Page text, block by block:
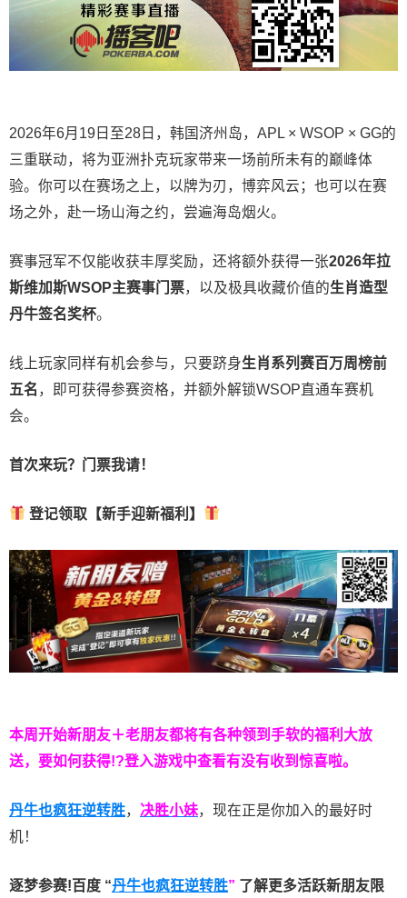
2026年6月19日至28日，韩国济州岛，APL × WSOP × GG的
三重联动，将为亚洲扑克玩家带来一场前所未有的巅峰体
验。 你可以在赛场之上，以牌为刃，博弈风云；也可以在赛
场之外，赴一场山海之约，尝遍海岛烟火。
赛事冠军不仅能收获丰厚奖励，还将额外获得一张2026年拉
斯维加斯WSOP主赛事门票，以及极具收藏价值的生肖造型
丹牛签名奖杯。
线上玩家同样有机会参与，只要跻身生肖系列赛百万周榜前
五名 ，即可获得参赛资格，并额外解锁WSOP直通车赛机
会。
首次来玩？门票我请！
登记领取【新手迎新福利】
本周开始新朋友＋老朋友都将有各种领到手软的福利大放
送，要如何获得!?登入游戏中查看有没有收到惊喜啦。
丹牛也疯狂逆转胜， 决胜小妹，现在正是你加入的最好时
机！
逐梦参赛!百度 “丹牛也疯狂逆转胜” 了解更多活跃新朋友限